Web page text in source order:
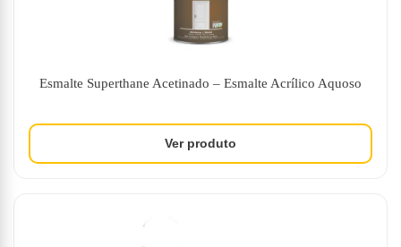
Esmalte Superthane Acetinado – Esmalte Acrílico Aquoso